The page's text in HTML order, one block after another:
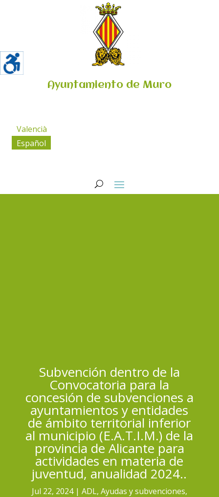
Ayuntamiento de Muro
Valencià
Español
Subvención dentro de la
Convocatoria para la
concesión de subvenciones a
ayuntamientos y entidades
de ámbito territorial inferior
al municipio (E.A.T.I.M.) de la
provincia de Alicante para
actividades en materia de
juventud, anualidad 2024..
Jul 22, 2024 ADL, Ayudas y subvenciones,